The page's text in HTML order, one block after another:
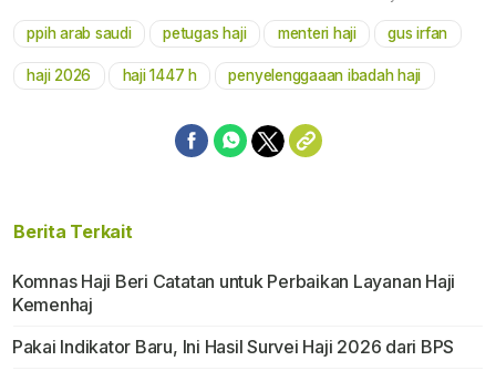
Mute
ppih arab saudi petugas haji menteri haji gus irfan
haji 2026 haji 1447 h penyelenggaaan ibadah haji
Berita Terkait
Komnas Haji Beri Catatan untuk Perbaikan Layanan Haji
Kemenhaj
Pakai Indikator Baru, Ini Hasil Survei Haji 2026 dari BPS